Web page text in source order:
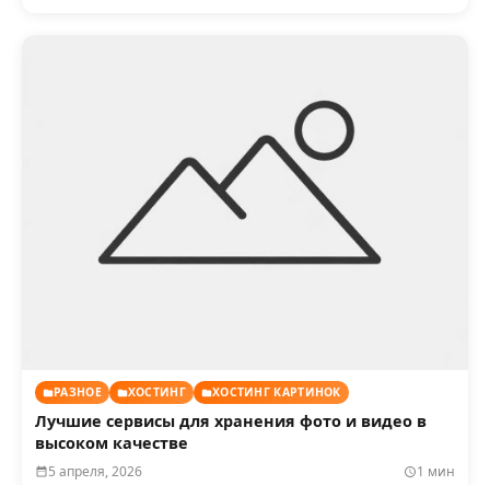
РАЗНОЕ ХОСТИНГ ХОСТИНГ КАРТИНОК
Лучшие сервисы для хранения фото и видео в
высоком качестве
5 апреля, 2026 1 мин